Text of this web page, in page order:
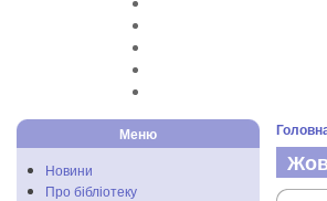
Меню
Новини
Про бібліотеку